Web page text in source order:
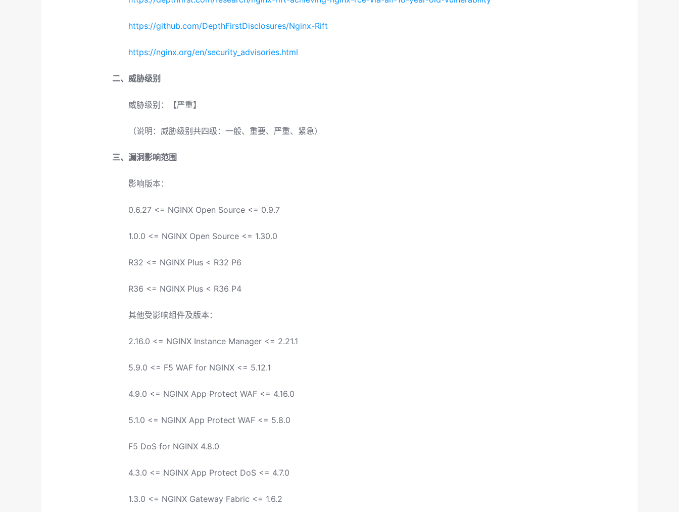
https://github.com/DepthFirstDisclosures/Nginx-Rift
https://nginx.org/en/security_advisories.html
二、威胁级别
威胁级别：【严重】
（说明：威胁级别共四级：一般、重要、严重、紧急）
三、漏洞影响范围
影响版本：
0.6.27 <= NGINX Open Source <= 0.9.7
1.0.0 <= NGINX Open Source <= 1.30.0
R32 <= NGINX Plus < R32 P6
R36 <= NGINX Plus < R36 P4
其他受影响组件及版本：
2.16.0 <= NGINX Instance Manager <= 2.21.1
5.9.0 <= F5 WAF for NGINX <= 5.12.1
4.9.0 <= NGINX App Protect WAF <= 4.16.0
5.1.0 <= NGINX App Protect WAF <= 5.8.0
F5 DoS for NGINX 4.8.0
4.3.0 <= NGINX App Protect DoS <= 4.7.0
1.3.0 <= NGINX Gateway Fabric <= 1.6.2